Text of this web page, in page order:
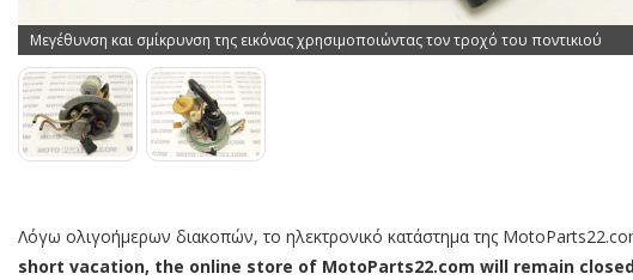
Μεγέθυνση και σμίκρυνση της εικόνας χρησιμοποιώντας τον τροχό του ποντικιού
Λόγω ολιγοήμερων διακοπών, το ηλεκτρονικό κατάστημα της
short vacation, the online store of MotoParts22.com will remain